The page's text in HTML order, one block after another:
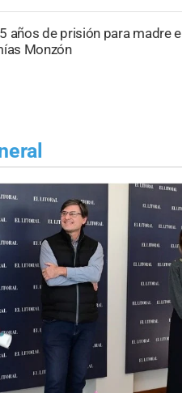
años de prisión para madre e
Monzón